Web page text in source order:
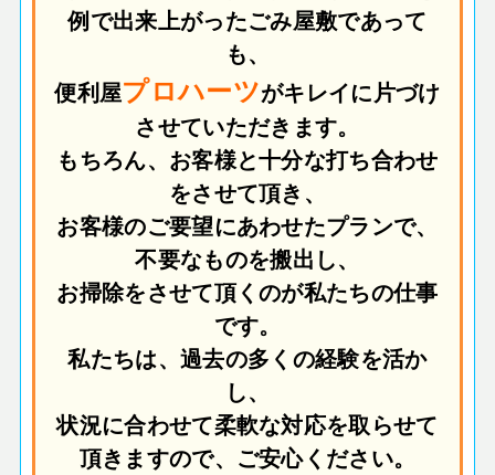
例で出来上がったごみ屋敷であって
も、
便利屋プロハーツがキレイに片づけ
させていただきます。
もちろん、お客様と十分な打ち合わせ
をさせて頂き、
お客様のご要望にあわせたプランで、
不要なものを搬出し、
お掃除をさせて頂くのが私たちの仕事
です。
私たちは、過去の多くの経験を活か
し、
状況に合わせて柔軟な対応を取らせて
頂きますので、ご安心ください。